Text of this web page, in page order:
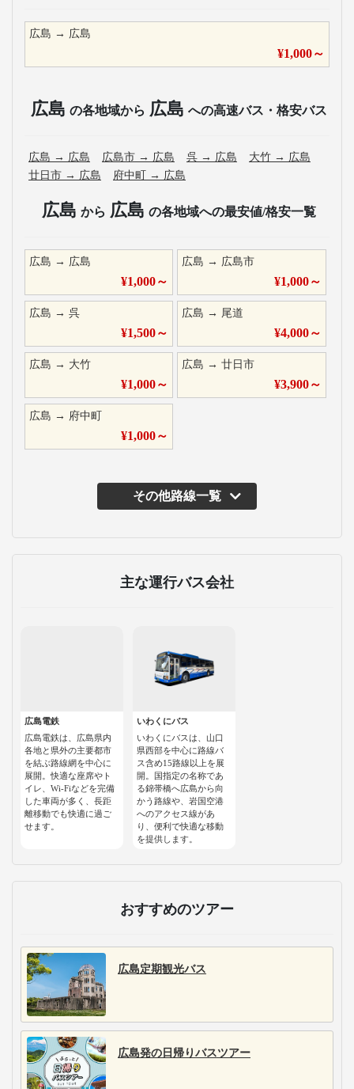
広島 → 広島
¥1,000～
広島 の各地域から 広島 への高速バス・格安バス
広島 → 広島 広島市 → 広島 呉 → 広島 大竹 → 広島
廿日市 → 広島 府中町 → 広島
広島 から 広島 の各地域への最安値/格安一覧
広島 → 広島
¥1,000～
広島 → 広島市
¥1,000～
広島 → 呉
¥1,500～
広島 → 尾道
¥4,000～
広島 → 大竹
¥1,000～
広島 →廿日市
¥3,900～
広島 → 府中町
¥1,000～
その他路線一覧
主な運行バス会社
広島電鉄
広島電鉄は、広島県内
各地と県外の主要都市
を結ぶ路線網を中心に
展開。快適な座席やト
イレ、Wi-Fiなどを完備
した車両が多く、長距
離移動でも快適に過ご
せます。
いわくにバス
いわくにバスは、山口
県西部を中心に路線バ
ス含め15路線以上を展
開。国指定の名称であ
る錦帯橋へ広島から向
かう路線や、岩国空港
へのアクセス線があ
り、便利で快適な移動
を提供します。
おすすめのツアー
広島定期観光バス
広島発の日帰りバスツアー